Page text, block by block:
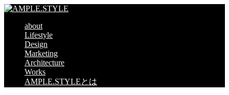
about
Lifestyle
Design
Marketing
Architecture
Works
AMPLE.STYLEとは